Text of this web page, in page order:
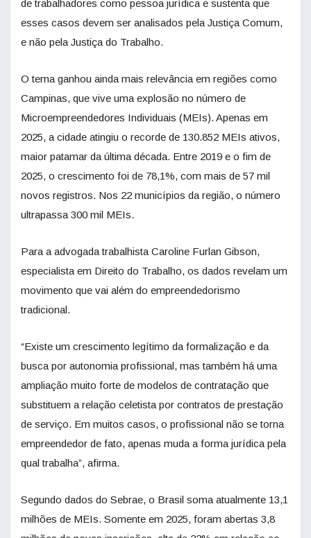
de trabalhadores como pessoa jurídica e sustenta que
esses casos devem ser analisados pela Justiça Comum,
e não pela Justiça do Trabalho.
O tema ganhou ainda mais relevância em regiões como
Campinas, que vive uma explosão no número de
Microempreendedores Individuais (MEIs). Apenas em
2025, a cidade atingiu o recorde de 130.852 MEIs ativos,
maior patamar da última década. Entre 2019 e o fim de
2025, o crescimento foi de 78,1%, com mais de 57 mil
novos registros. Nos 22 municípios da região, o número
ultrapassa 300 mil MEIs.
Para a advogada trabalhista Caroline Furlan Gibson,
especialista em Direito do Trabalho, os dados revelam um
movimento que vai além do empreendedorismo
tradicional.
“Existe um crescimento legítimo da formalização e da
busca por autonomia profissional, mas também há uma
ampliação muito forte de modelos de contratação que
substituem a relação celetista por contratos de prestação
de serviço. Em muitos casos, o profissional não se torna
empreendedor de fato, apenas muda a forma jurídica pela
qual trabalha”, afirma.
Segundo dados do Sebrae, o Brasil soma atualmente 13,1
milhões de MEIs. Somente em 2025, foram abertas 3,8